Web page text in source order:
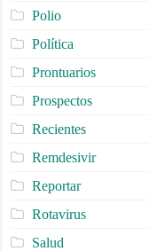
Polio
Política
Prontuarios
Prospectos
Recientes
Remdesivir
Reportar
Rotavirus
Salud